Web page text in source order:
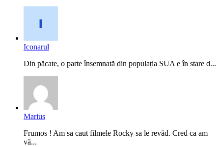
Iconarul
Din păcate, o parte însemnată din populația SUA e în stare d...
Marius
Frumos ! Am sa caut filmele Rocky sa le revăd. Cred ca am
vă...